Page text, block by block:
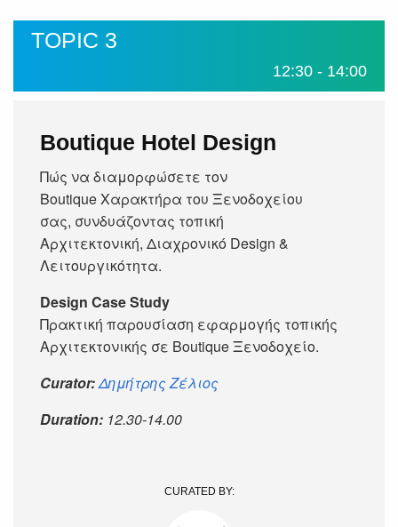
TOPIC 3
12:30 - 14:00
Boutique Hotel Design
Πώς να διαμορφώσετε τον
Boutique Χαρακτήρα του Ξενοδοχείου
σας, συνδυάζοντας τοπική
Αρχιτεκτονική, Διαχρονικό Design &
Λειτουργικότητα.
Design Case Study
Πρακτική παρουσίαση εφαρμογής τοπικής
Αρχιτεκτονικής σε Boutique Ξενοδοχείο.
Curator:Δημήτρης Ζέλιος
Duration: 12.30-14.00
CURATED BY: